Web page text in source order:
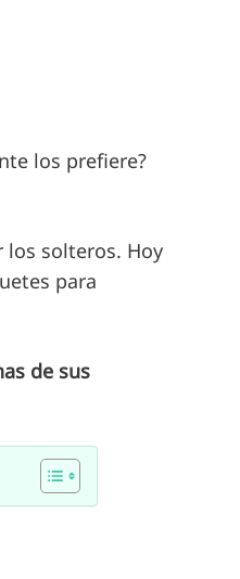
los prefiere?
los solteros. Hoy
para
de sus